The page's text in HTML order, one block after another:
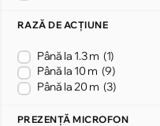
RAZĂ DE ACȚIUNE
Până la 1.3 m (1)
Până la 10 m (9)
Până la 20 m (3)
PREZENȚĂ MICROFON